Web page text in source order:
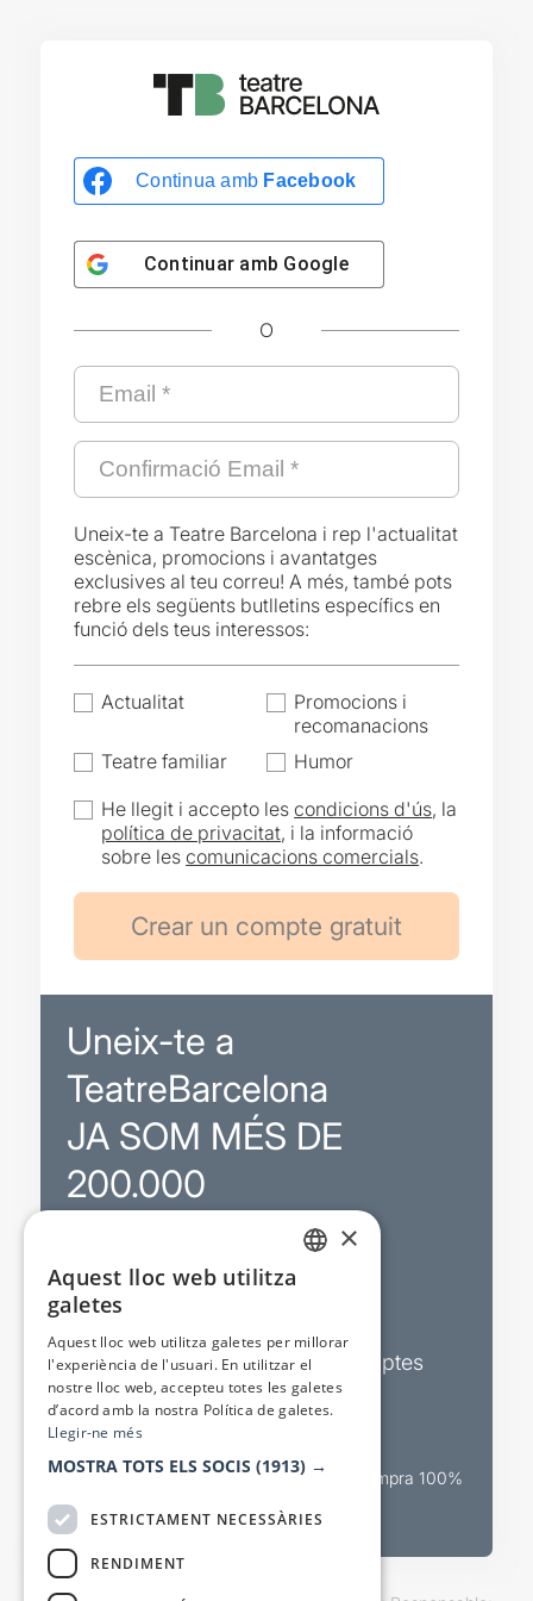
Continua amb Facebook
Continuar amb Google
O
Uneix-te a Teatre Barcelona i rep l'actualitat
escènica, promocions i avantatges
exclusives al teu correu! A més, també pots
rebre els següents butlletins específics en
funció dels teus interessos:
Actualitat
Promocions i
recomanacions
Teatre familiar
Humor
He llegit i accepto lescondicions d'ús, la
política de privacitat, i la informació
sobre lescomunicacions comercials.
Uneix-te a
TeatreBarcelona
JA SOM MÉS DE
200.000
Sortejos exclusius
Butlletins d’actualitat i descomptes
Valora espectacles
Canal oficial de venda teatral Compra 100%
×
Aquest lloc web utilitza
galetes
Aquest lloc web utilitza galetes per millorar
l'experiència de l'usuari. En utilitzar el
nostre lloc web, accepteu totes les galetes
d’acord amb la nostra Política de galetes.
Llegir-ne més
MOSTRA TOTS ELS SOCIS (1913) →
ESTRICTAMENT NECESSÀRIES
RENDIMENT